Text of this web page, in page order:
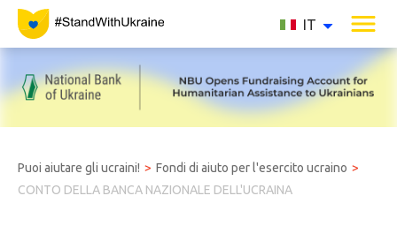
IT
Puoi aiutare gli ucraini!
Fondi di aiuto per l'esercito ucraino
CONTO DELLA BANCA NAZIONALE DELL'UCRAINA